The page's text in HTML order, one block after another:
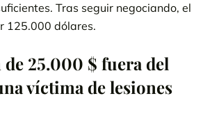
Tras seguir negociando, el
125.000 dólares.
de 25.000 $ fuera del
víctima de lesiones